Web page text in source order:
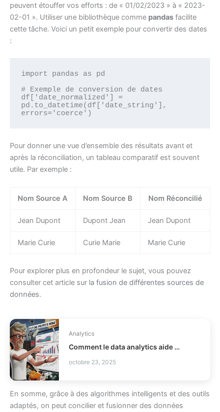
peuvent étouffer vos efforts : de « 01/02/2023 » à « 2023-
02-01 ». Utiliser une bibliothèque comme pandas facilite
cette tâche. Voici un petit exemple pour convertir des dates
:
import pandas as pd
# Exemple de conversion de dates
df['date_normalized'] =
pd.to_datetime(df['date_string'],
Pour donner une vue d’ensemble des résultats avant et
après la réconciliation, un tableau comparatif est souvent
utile. Par exemple :
Nom Source A Nom Source B Nom Réconcilié
Jean Dupont Dupont Jean Jean Dupont
Marie Curie Curie Marie Marie Curie
Pour explorer plus en profondeur le sujet, vous pouvez
consulter cet article sur la fusion de différentes sources de
données.
Analytics
Comment le data analytics aide l’e-commerce à vendre mieux ?
octobre 23, 2025
En somme, grâce à des algorithmes intelligents et des outils
adaptés, on peut concilier et fusionner des données